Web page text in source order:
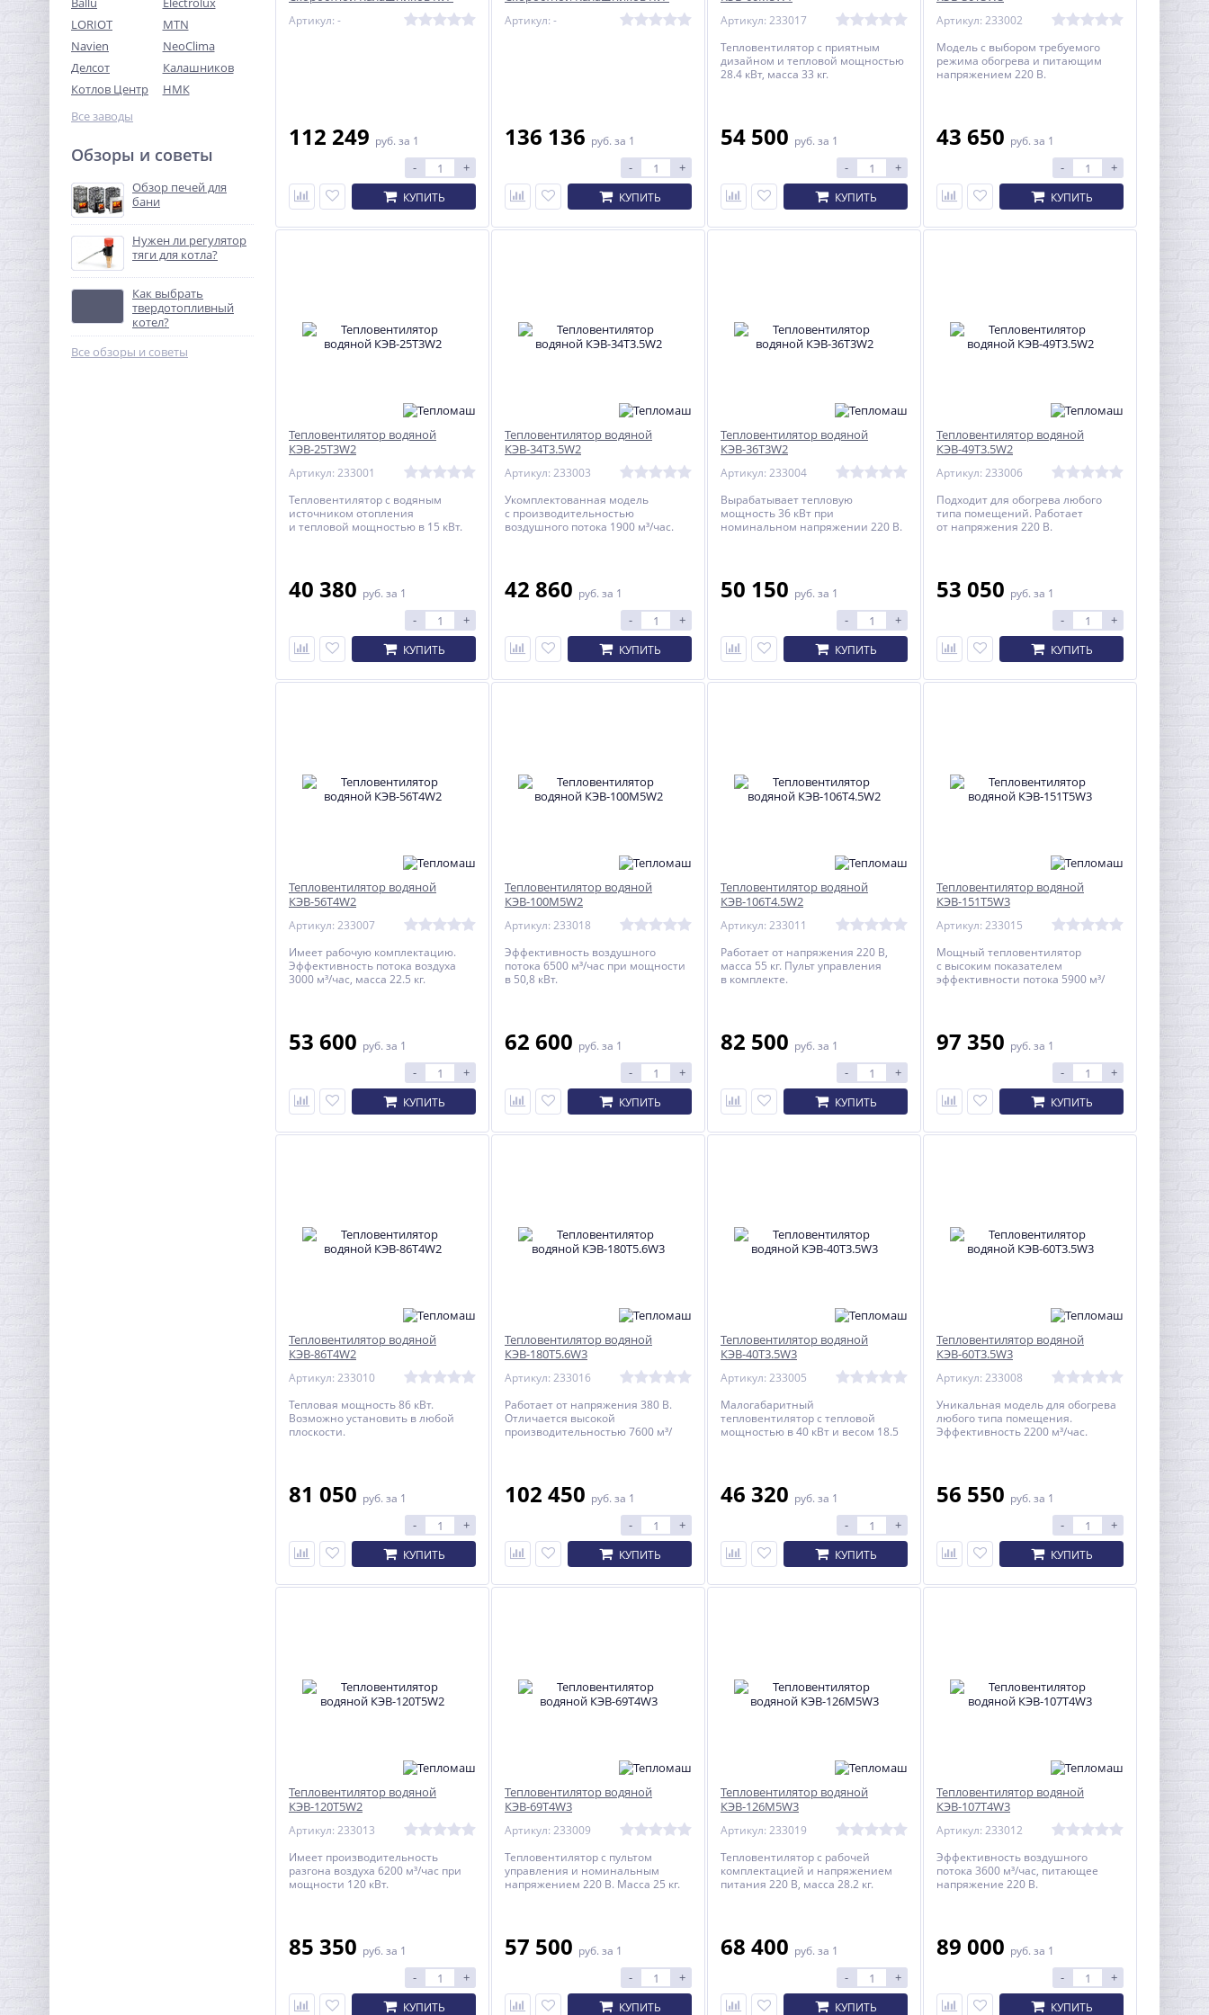
LORIOT
MTN
Navien
NeoClima
Делсот
Калашников
Котлов Центр
НМК
Все заводы
Обзоры и советы
Обзор печей для
бани
Нужен ли регулятор
тяги для котла?
Как выбрать
твердотопливный
котел?
Все обзоры и советы
Артикул: -
112 249 руб. за 1
- +
КУПИТЬ
Артикул: -
136 136 руб. за 1
- +
КУПИТЬ
Артикул: 233017
Тепловентилятор с приятным
дизайном и тепловой мощностью
28.4 кВт, масса 33 кг.
54 500 руб. за 1
- +
КУПИТЬ
Артикул: 233002
Модель с выбором требуемого
режима обогрева и питающим
напряжением 220 В.
43 650 руб. за 1
- +
КУПИТЬ
Тепловентилятор водяной
КЭВ-25T3W2
Артикул: 233001
Тепловентилятор с водяным
источником отопления
и тепловой мощностью в 15 кВт.
40 380 руб. за 1
- +
КУПИТЬ
Тепловентилятор водяной
КЭВ-34T3.5W2
Артикул: 233003
Укомплектованная модель
с производительностью
воздушного потока 1900 м³/час.
42 860 руб. за 1
- +
КУПИТЬ
Тепловентилятор водяной
КЭВ-36T3W2
Артикул: 233004
Вырабатывает тепловую
мощность 36 кВт при
номинальном напряжении 220 В.
50 150 руб. за 1
- +
КУПИТЬ
Тепловентилятор водяной
КЭВ-49T3.5W2
Артикул: 233006
Подходит для обогрева любого
типа помещений. Работает
от напряжения 220 В.
53 050 руб. за 1
- +
КУПИТЬ
Тепловентилятор водяной
КЭВ-56T4W2
Артикул: 233007
Имеет рабочую комплектацию.
Эффективность потока воздуха
3000 м³/час, масса 22.5 кг.
53 600 руб. за 1
- +
КУПИТЬ
Тепловентилятор водяной
КЭВ-100М5W2
Артикул: 233018
Эффективность воздушного
потока 6500 м³/час при мощности
в 50,8 кВт.
62 600 руб. за 1
- +
КУПИТЬ
Тепловентилятор водяной
КЭВ-106T4.5W2
Артикул: 233011
Работает от напряжения 220 В,
масса 55 кг. Пульт управления
в комплекте.
82 500 руб. за 1
- +
КУПИТЬ
Тепловентилятор водяной
КЭВ-151T5W3
Артикул: 233015
Мощный тепловентилятор
с высоким показателем
эффективности потока 5900 м³/
97 350 руб. за 1
- +
КУПИТЬ
Тепловентилятор водяной
КЭВ-86T4W2
Артикул: 233010
Тепловая мощность 86 кВт.
Возможно установить в любой
плоскости.
81 050 руб. за 1
- +
КУПИТЬ
Тепловентилятор водяной
КЭВ-180T5.6W3
Артикул: 233016
Работает от напряжения 380 В.
Отличается высокой
производительностью 7600 м³/
102 450 руб. за 1
- +
КУПИТЬ
Тепловентилятор водяной
КЭВ-40T3.5W3
Артикул: 233005
Малогабаритный
тепловентилятор с тепловой
мощностью в 40 кВт и весом 18.5
46 320 руб. за 1
- +
КУПИТЬ
Тепловентилятор водяной
КЭВ-60T3.5W3
Артикул: 233008
Уникальная модель для обогрева
любого типа помещения.
Эффективность 2200 м³/час.
56 550 руб. за 1
- +
КУПИТЬ
Тепловентилятор водяной
КЭВ-120T5W2
Артикул: 233013
Имеет производительность
разгона воздуха 6200 м³/час при
мощности 120 кВт.
85 350 руб. за 1
- +
КУПИТЬ
Тепловентилятор водяной
КЭВ-69T4W3
Артикул: 233009
Тепловентилятор с пультом
управления и номинальным
напряжением 220 В. Масса 25 кг.
57 500 руб. за 1
- +
КУПИТЬ
Тепловентилятор водяной
КЭВ-126М5W3
Артикул: 233019
Тепловентилятор с рабочей
комплектацией и напряжением
питания 220 В, масса 28.2 кг.
68 400 руб. за 1
- +
КУПИТЬ
Тепловентилятор водяной
КЭВ-107T4W3
Артикул: 233012
Эффективность воздушного
потока 3600 м³/час, питающее
напряжение 220 В.
89 000 руб. за 1
- +
КУПИТЬ